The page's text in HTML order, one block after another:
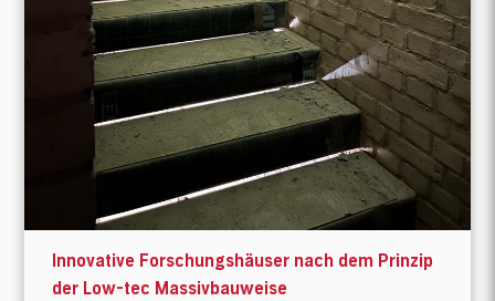
Innovative Forschungshäuser nach dem Prinzip
der Low-tec Massivbauweise